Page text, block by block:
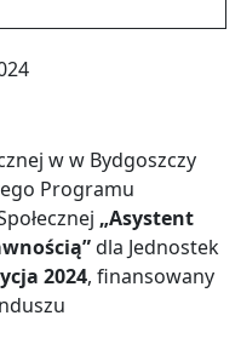
w w Bydgoszczy
Programu
„Asystent
dla Jednostek
2024, finansowany